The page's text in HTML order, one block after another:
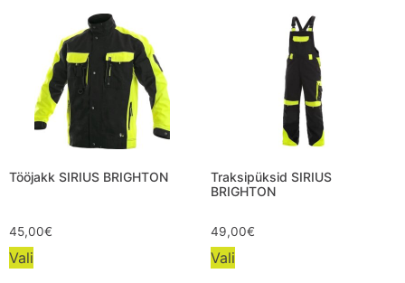
Tööjakk SIRIUS BRIGHTON
45,00€
Vali
Traksipüksid SIRIUS
BRIGHTON
49,00€
Vali